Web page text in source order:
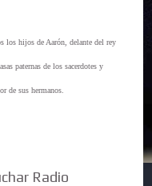
los hijos de Aarón, delante del rey
paternas de los sacerdotes y
de sus hermanos.
Radio